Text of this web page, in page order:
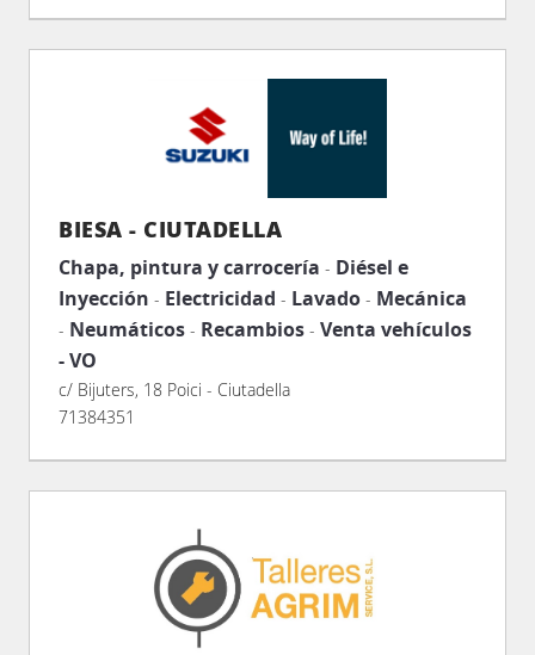
BIESA - CIUTADELLA
Chapa, pintura y carrocería - Diésel e
Inyección - Electricidad - Lavado - Mecánica
- Neumáticos - Recambios - Venta vehículos
- VO
c/ Bijuters, 18 Poici - Ciutadella
71384351